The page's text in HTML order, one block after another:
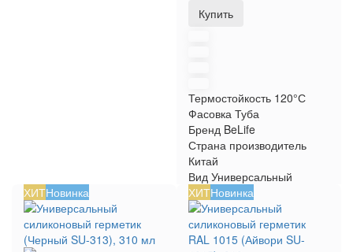
Купить
Термостойкость 120°С
Фасовка Туба
Бренд BeLife
Страна производитель
Китай
Вид Универсальный
ХИТНовинка ХИТНовинка